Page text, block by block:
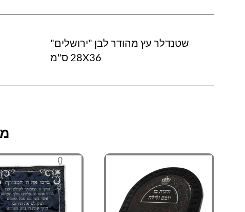
שטנדלר עץ מהודר לבן "ירושלים"
28X36 ס"מ